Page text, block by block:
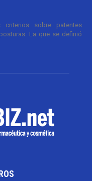
sobre patentes
La que se definió